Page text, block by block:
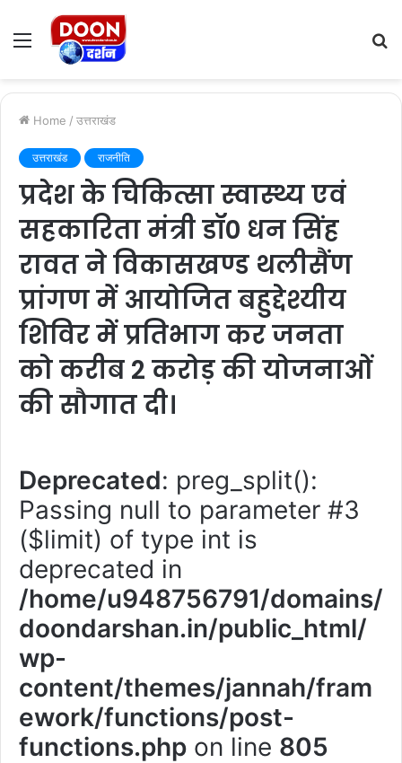
Menu
Home / उत्तराखंड
उत्तराखंड राजनीति
प्रदेश के चिकित्सा स्वास्थ्य एवं
सहकारिता मंत्री डॉ0 धन सिंह
रावत ने विकासखण्ड थलीसैंण
प्रांगण में आयोजित बहुद्देश्यीय
शिविर में प्रतिभाग कर जनता
को करीब 2 करोड़ की योजनाओं
की सौगात दी।
Deprecated: preg_split():
Passing null to parameter #3
($limit) of type int is
deprecated in
/home/u948756791/domains/
doondarshan.in/public_html/
wp-
content/themes/jannah/fram
ework/functions/post-
functions.php on line 805